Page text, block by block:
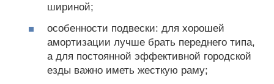
шириной;
особенности подвески: для хорошей
амортизации лучше брать переднего типа,
а для постоянной эффективной городской
езды важно иметь жесткую раму;